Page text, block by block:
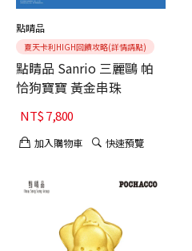
點睛品
夏天卡利HIGH回饋攻略(詳情請點)
點睛品 Sanrio 三麗鷗 帕
恰狗寶寶 黃金串珠
NT$7,800
加入購物車 快速預覽